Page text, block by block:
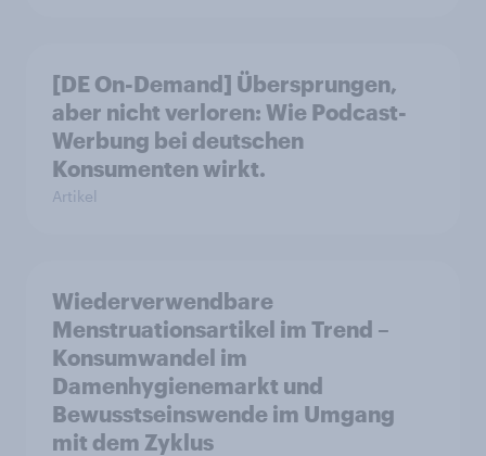
[DE On-Demand] Übersprungen,
aber nicht verloren: Wie Podcast-
Werbung bei deutschen
Konsumenten wirkt.
Artikel
Wiederverwendbare
Menstruationsartikel im Trend –
Konsumwandel im
Damenhygienemarkt und
Bewusstseinswende im Umgang
mit dem Zyklus